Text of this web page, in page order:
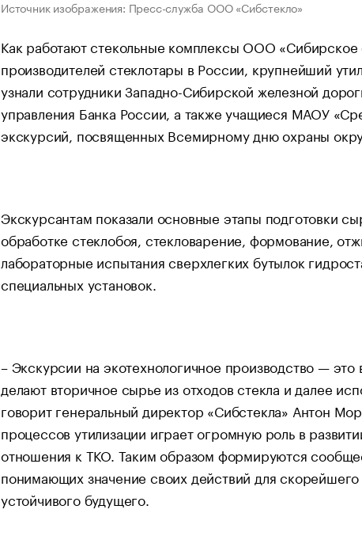
Источник изображения: Пресс-служба ООО «Сибстекло»
Как работают стекольные комплексы ООО
производителей стеклотары в России, крупнейший
узнали сотрудники Западно-Сибирской железной
управления Банка России, а также учащиеся МАОУ
экскурсий, посвященных Всемирному дню охраны
Экскурсантам показали основные этапы подготовки
обработке стеклобоя, стекловарение, формование,
лабораторные испытания сверхлегких бутылок
специальных установок.
– Экскурсии на экотехнологичное производство —
делают вторичное сырье из отходов стекла и далее
говорит генеральный директор «Сибстекла» Антон
процессов утилизации играет огромную роль в
отношения к ТКО. Таким образом формируются
понимающих значение своих действий для
устойчивого будущего.